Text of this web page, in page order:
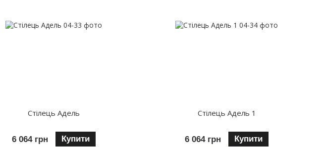
Стілець Адель
6 064 грн Купити
Стілець Адель 1
6 064 грн Купити